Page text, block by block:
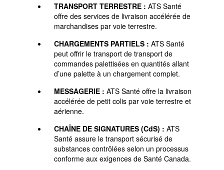
TRANSPORT TERRESTRE : ATS Santé
offre des services de livraison accélérée de
marchandises par voie terrestre.
CHARGEMENTS PARTIELS : ATS Santé
peut offrir le transport de transport de
commandes palettisées en quantités allant
d’une palette à un chargement complet.
MESSAGERIE : ATS Santé offre la livraison
accélérée de petit colis par voie terrestre et
aérienne.
CHAÎNE DE SIGNATURES (CdS) : ATS
Santé assure le transport sécurisé de
substances contrôlées selon un processus
conforme aux exigences de Santé Canada.